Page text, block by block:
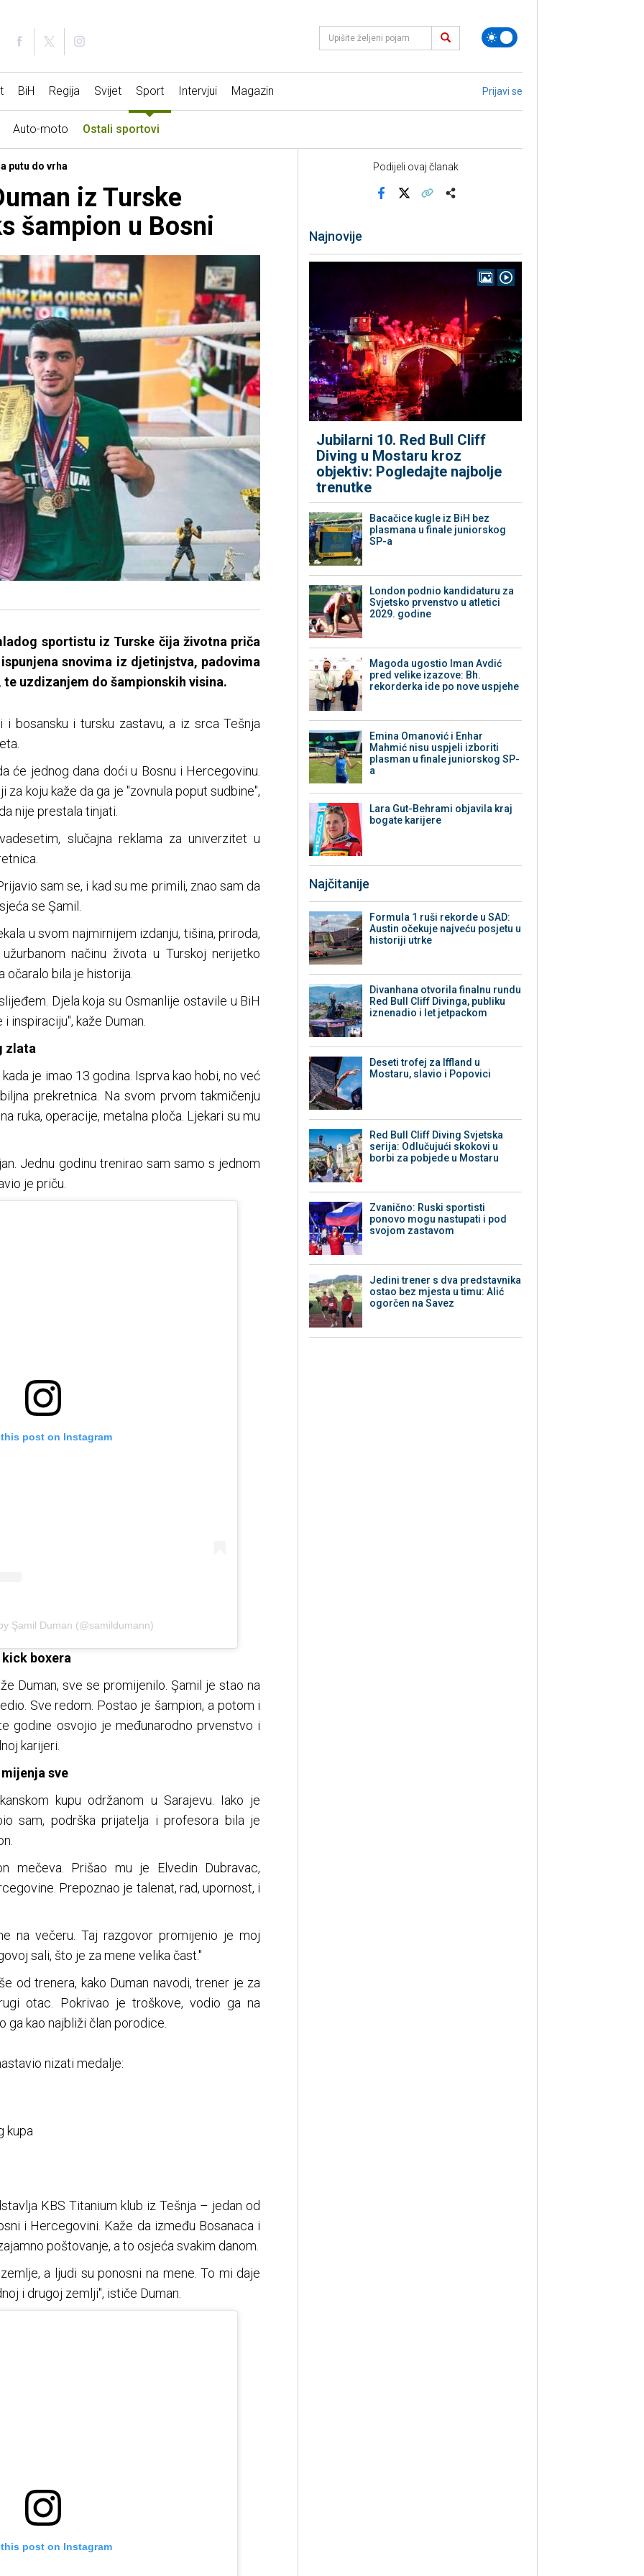
BiH Regija Svijet Sport Intervjui Magazin Prijavi se
Auto-moto Ostali sportovi
putu do vrha
iz Turske
šampion u Bosni
sportistu iz Turske čija životna priča
snovima iz djetinjstva, padovima
uzdizanjem do šampionskih visina.
i bosansku i tursku zastavu, a iz srca Tešnja
će jednog dana doći u Bosnu i Hercegovinu.
koju kaže da ga je "zovnula poput sudbine",
nije prestala tinjati.
slučajna reklama za univerzitet u
sam se, i kad su me primili, znao sam da
se Şamil.
u svom najmirnijem izdanju, tišina, priroda,
načinu života u Turskoj nerijetko
očaralo bila je historija.
Djela koja su Osmanlije ostavile u BiH
inspiraciju", kaže Duman.
zlata
je imao 13 godina. Isprva kao hobi, no već
prekretnica. Na svom prvom takmičenju
ruka, operacije, metalna ploča. Ljekari su mu
Jednu godinu trenirao sam samo s jednom
je priču.
post on Instagram
Şamil Duman (@samildumann)
boxera
Duman, sve se promijenilo. Şamil je stao na
Sve redom. Postao je šampion, a potom i
godine osvojio je međunarodno prvenstvo i
karijeri.
sve
kupu održanom u Sarajevu. Iako je
sam, podrška prijatelja i profesora bila je
mečeva. Prišao mu je Elvedin Dubravac,
Prepoznao je talenat, rad, upornost, i
na večeru. Taj razgovor promijenio je moj
sali, što je za mene velika čast."
od trenera, kako Duman navodi, trener je za
otac. Pokrivao je troškove, vodio ga na
ga kao najbliži član porodice.
nizati medalje:
kupa
KBS Titanium klub iz Tešnja – jedan od
i Hercegovini. Kaže da između Bosanaca i
poštovanje, a to osjeća svakim danom.
a ljudi su ponosni na mene. To mi daje
i drugoj zemlji", ističe Duman.
post on Instagram
Podijeli ovaj članak
Najnovije
Jubilarni 10. Red Bull Cliff
Diving u Mostaru kroz
objektiv: Pogledajte najbolje
trenutke
Bacačice kugle iz BiH bez
plasmana u finale juniorskog
SP-a
London podnio kandidaturu za
Svjetsko prvenstvo u atletici
2029. godine
Magoda ugostio Iman Avdić
pred velike izazove: Bh.
rekorderka ide po nove uspjehe
Emina Omanović i Enhar
Mahmić nisu uspjeli izboriti
plasman u finale juniorskog SP-
a
Lara Gut-Behrami objavila kraj
bogate karijere
Najčitanije
Formula 1 ruši rekorde u SAD:
Austin očekuje najveću posjetu u
historiji utrke
Divanhana otvorila finalnu rundu
Red Bull Cliff Divinga, publiku
iznenadio i let jetpackom
Deseti trofej za Iffland u
Mostaru, slavio i Popovici
Red Bull Cliff Diving Svjetska
serija: Odlučujući skokovi u
borbi za pobjede u Mostaru
Zvanično: Ruski sportisti
ponovo mogu nastupati i pod
svojom zastavom
Jedini trener s dva predstavnika
ostao bez mjesta u timu: Alić
ogorčen na Savez